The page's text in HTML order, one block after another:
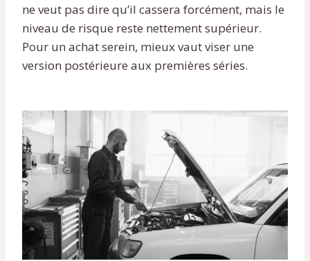
ne veut pas dire qu’il cassera forcément, mais le
niveau de risque reste nettement supérieur.
Pour un achat serein, mieux vaut viser une
version postérieure aux premières séries.